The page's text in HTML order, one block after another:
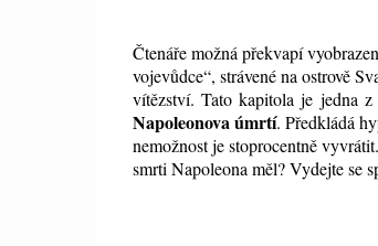
Čtenáře možná překvapí
vojevůdce“, strávené na ostrově
vítězství. Tato kapitola je jedna
Napoleonova úmrtí. Předkládá
nemožnost je stoprocentně
smrti Napoleona měl? Vydejte se